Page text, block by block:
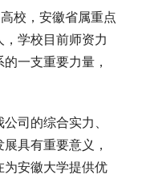
校，安徽省属重点
学校目前师资力
一支重要力量，
司的综合实力、
具有重要意义，
安徽大学提供优